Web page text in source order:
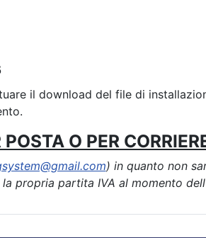
il download del file di
O PER
) in quanto non
propria partita IVA al momento